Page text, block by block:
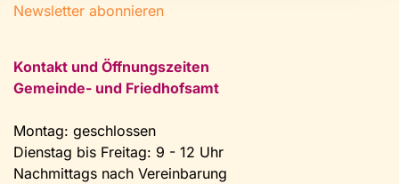
Newsletter abonnieren
Kontakt und Öffnungszeiten
Gemeinde- und Friedhofsamt
Montag: geschlossen
Dienstag bis Freitag: 9 - 12 Uhr
Nachmittags nach Vereinbarung